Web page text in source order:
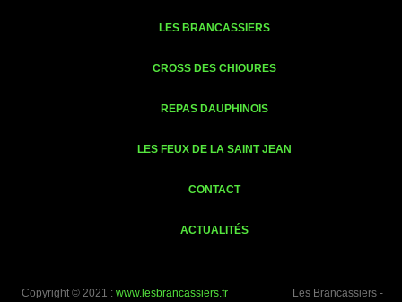
LES BRANCASSIERS
CROSS DES CHIOURES
REPAS DAUPHINOIS
LES FEUX DE LA SAINT JEAN
CONTACT
ACTUALITÉS
Copyright © 2021 : www.lesbrancassiers.fr Les Brancassiers -